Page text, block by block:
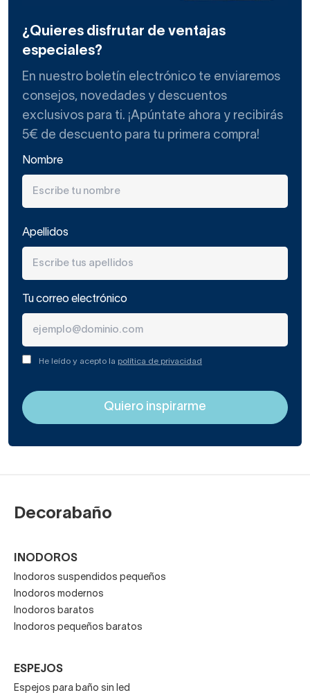
¿Quieres disfrutar de ventajas
especiales?
En nuestro boletín electrónico te enviaremos
consejos, novedades y descuentos
exclusivos para ti. ¡Apúntate ahora y recibirás
5€ de descuento para tu primera compra!
Nombre
Apellidos
Tu correo electrónico
He leído y acepto la política de privacidad
Decorabaño
INODOROS
Inodoros suspendidos pequeños
Inodoros modernos
Inodoros baratos
Inodoros pequeños baratos
ESPEJOS
Espejos para baño sin led